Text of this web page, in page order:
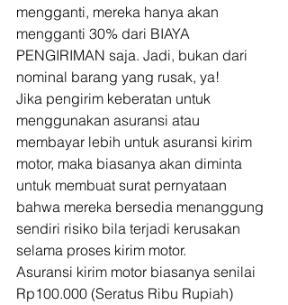
mengganti, mereka hanya akan
mengganti 30% dari BIAYA
PENGIRIMAN saja. Jadi, bukan dari
nominal barang yang rusak, ya!
Jika pengirim keberatan untuk
menggunakan asuransi atau
membayar lebih untuk asuransi kirim
motor, maka biasanya akan diminta
untuk membuat surat pernyataan
bahwa mereka bersedia menanggung
sendiri risiko bila terjadi kerusakan
selama proses kirim motor.
Asuransi kirim motor biasanya senilai
Rp100.000 (Seratus Ribu Rupiah)